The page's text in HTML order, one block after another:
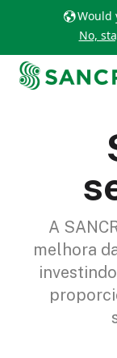
Would
No,
A
melhora